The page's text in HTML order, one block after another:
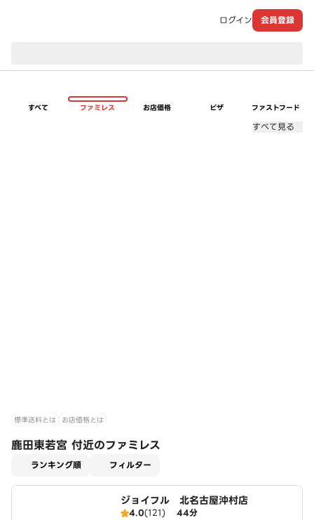
ログイン 会員登録
すべて ファミレス お店価格 ピザ ファストフード
すべて見る
標準送料とは お店価格とは
鹿田東若宮 付近のファミレス
ランキング順 フィルター
ジョイフル 北名古屋沖村店
4.0(121) 44分